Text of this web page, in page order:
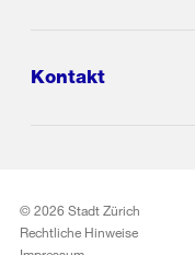
Kontakt
© 2026 Stadt Zürich
Rechtliche Hinweise